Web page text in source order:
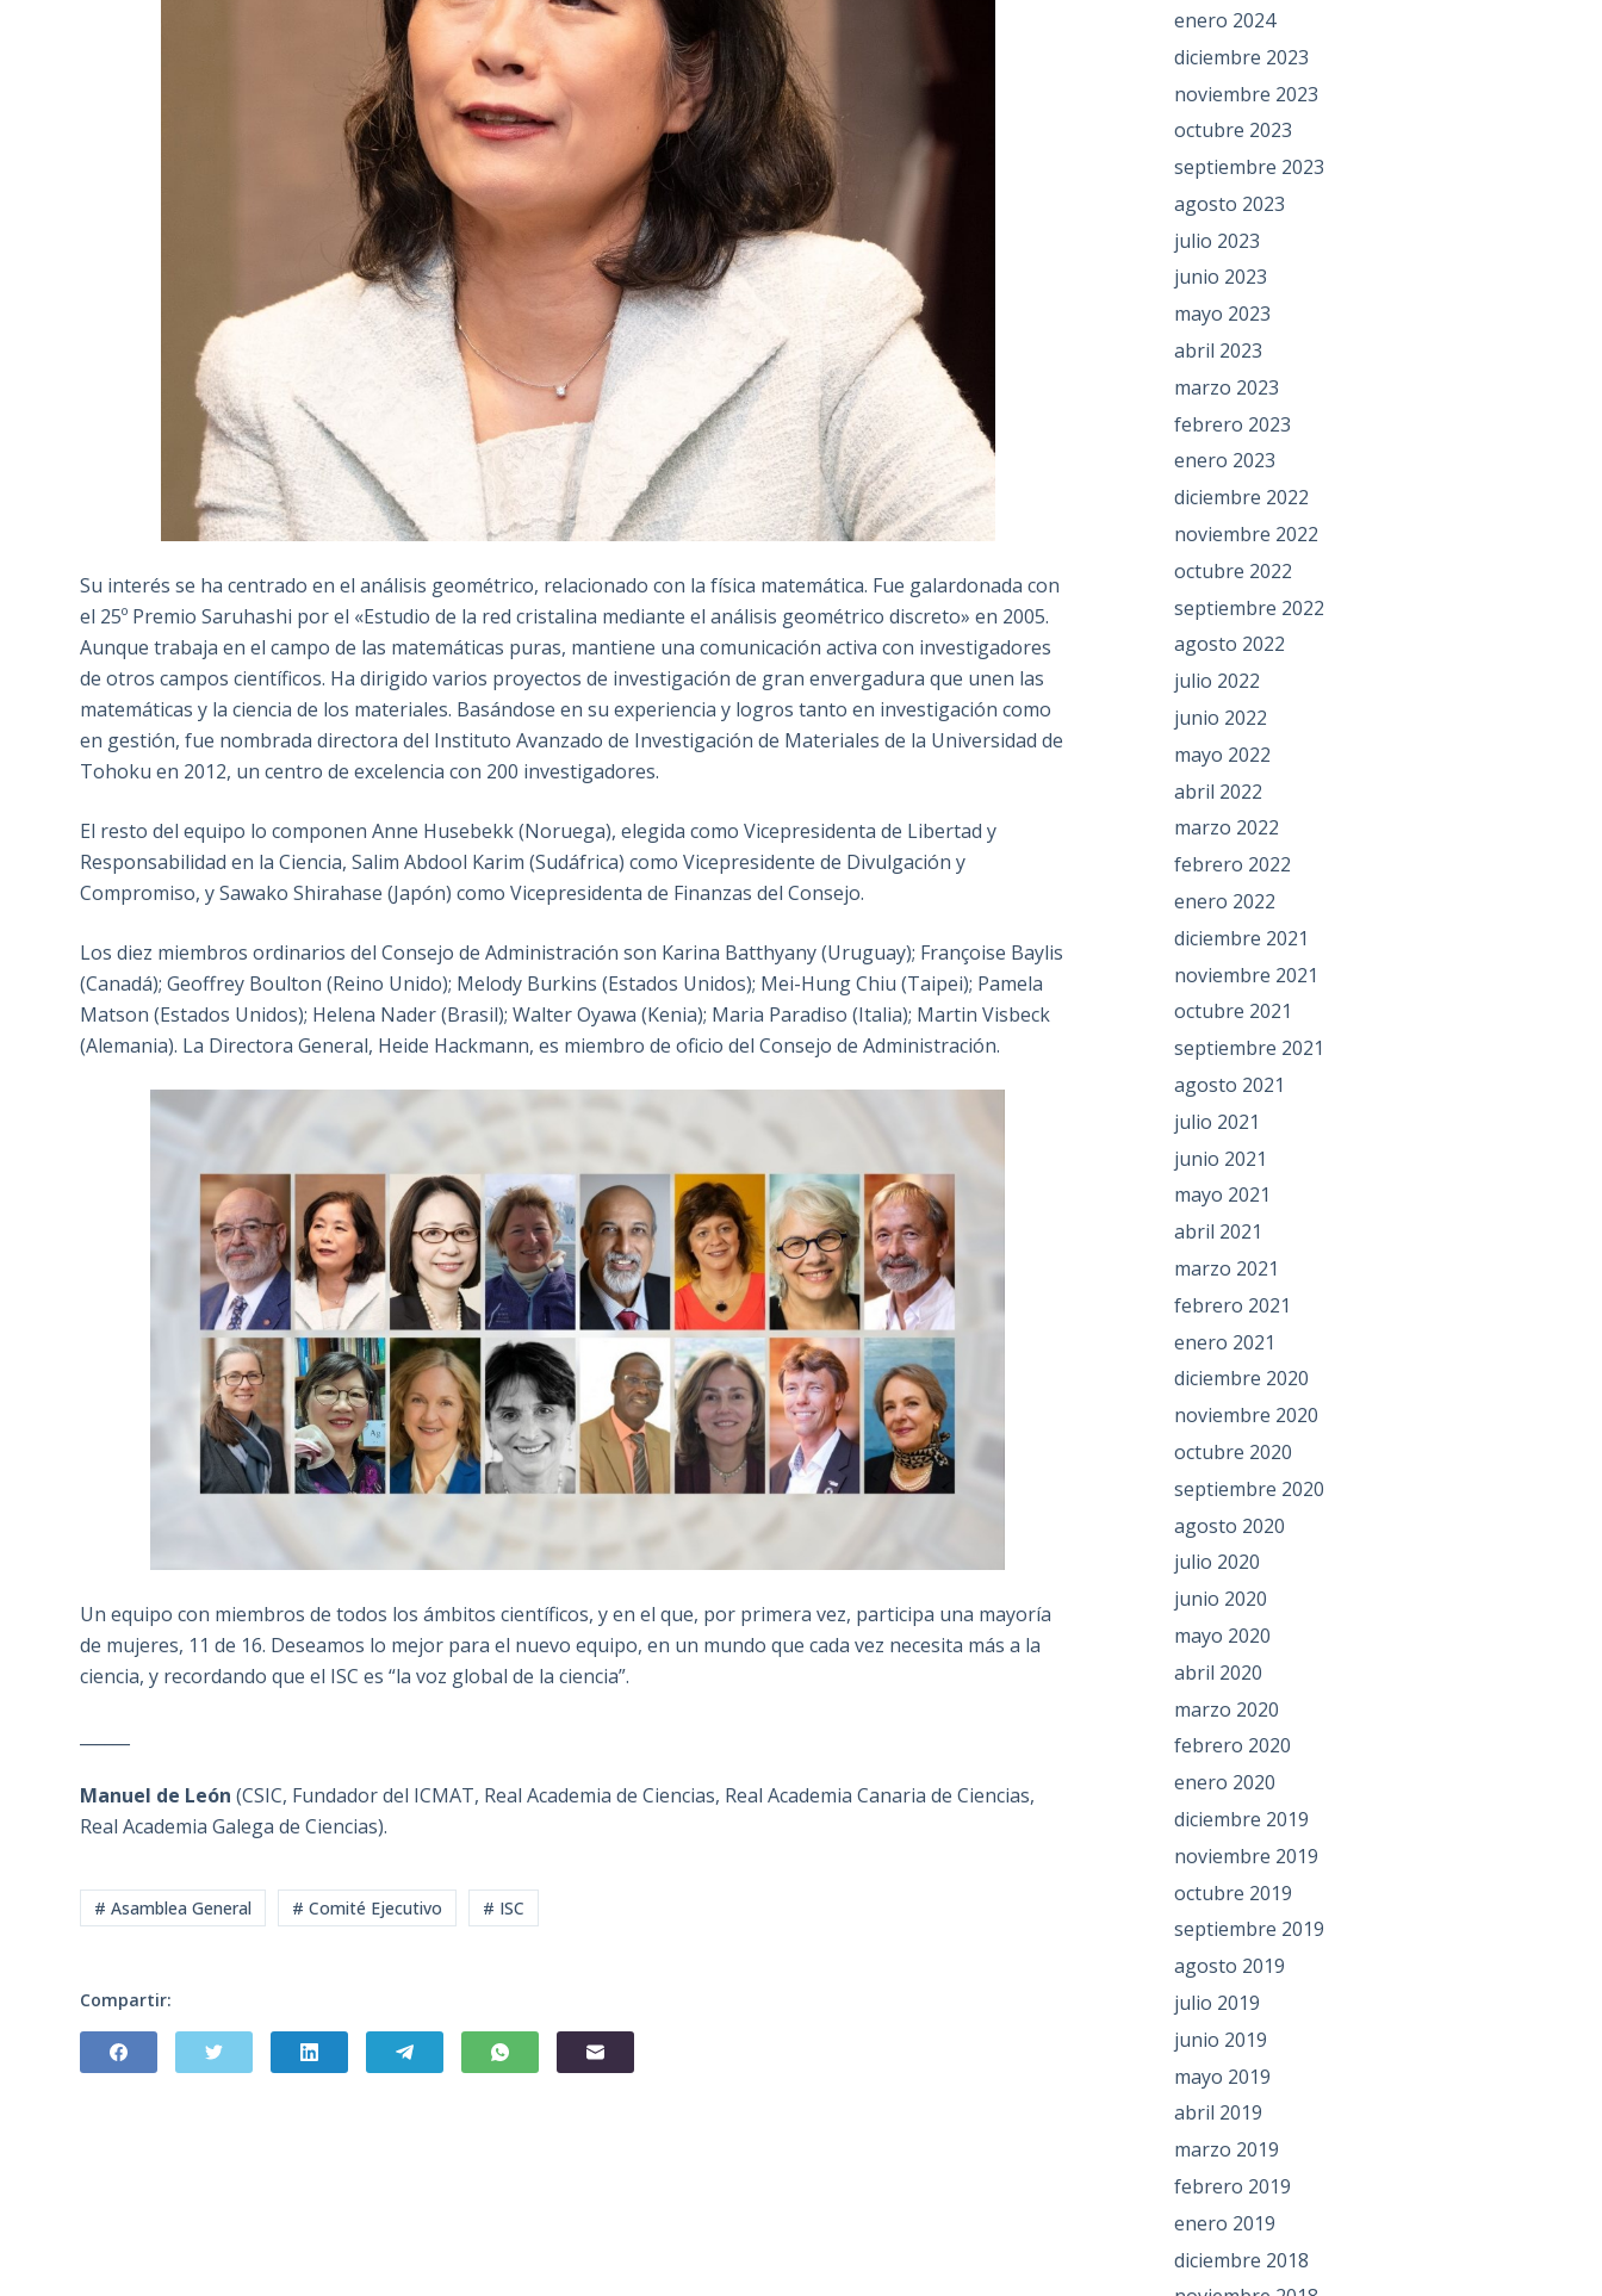
Su interés se ha centrado en el análisis geométrico, relacionado con la física matemática. Fue galardonada con
el 25º Premio Saruhashi por el «Estudio de la red cristalina mediante el análisis geométrico discreto» en 2005.
Aunque trabaja en el campo de las matemáticas puras, mantiene una comunicación activa con investigadores
de otros campos científicos. Ha dirigido varios proyectos de investigación de gran envergadura que unen las
matemáticas y la ciencia de los materiales. Basándose en su experiencia y logros tanto en investigación como
en gestión, fue nombrada directora del Instituto Avanzado de Investigación de Materiales de la Universidad de
Tohoku en 2012, un centro de excelencia con 200 investigadores.
El resto del equipo lo componen Anne Husebekk (Noruega), elegida como Vicepresidenta de Libertad y
Responsabilidad en la Ciencia, Salim Abdool Karim (Sudáfrica) como Vicepresidente de Divulgación y
Compromiso, y Sawako Shirahase (Japón) como Vicepresidenta de Finanzas del Consejo.
Los diez miembros ordinarios del Consejo de Administración son Karina Batthyany (Uruguay); Françoise Baylis
(Canadá); Geoffrey Boulton (Reino Unido); Melody Burkins (Estados Unidos); Mei-Hung Chiu (Taipei); Pamela
Matson (Estados Unidos); Helena Nader (Brasil); Walter Oyawa (Kenia); Maria Paradiso (Italia); Martin Visbeck
(Alemania). La Directora General, Heide Hackmann, es miembro de oficio del Consejo de Administración.
Un equipo con miembros de todos los ámbitos científicos, y en el que, por primera vez, participa una mayoría
de mujeres, 11 de 16. Deseamos lo mejor para el nuevo equipo, en un mundo que cada vez necesita más a la
ciencia, y recordando que el ISC es “la voz global de la ciencia”.
Manuel de León (CSIC, Fundador del ICMAT, Real Academia de Ciencias, Real Academia Canaria de Ciencias,
Real Academia Galega de Ciencias).
# Asamblea General # Comité Ejecutivo # ISC
Compartir:
enero 2024
diciembre 2023
noviembre 2023
octubre 2023
septiembre 2023
agosto 2023
julio 2023
junio 2023
mayo 2023
abril 2023
marzo 2023
febrero 2023
enero 2023
diciembre 2022
noviembre 2022
octubre 2022
septiembre 2022
agosto 2022
julio 2022
junio 2022
mayo 2022
abril 2022
marzo 2022
febrero 2022
enero 2022
diciembre 2021
noviembre 2021
octubre 2021
septiembre 2021
agosto 2021
julio 2021
junio 2021
mayo 2021
abril 2021
marzo 2021
febrero 2021
enero 2021
diciembre 2020
noviembre 2020
octubre 2020
septiembre 2020
agosto 2020
julio 2020
junio 2020
mayo 2020
abril 2020
marzo 2020
febrero 2020
enero 2020
diciembre 2019
noviembre 2019
octubre 2019
septiembre 2019
agosto 2019
julio 2019
junio 2019
mayo 2019
abril 2019
marzo 2019
febrero 2019
enero 2019
diciembre 2018